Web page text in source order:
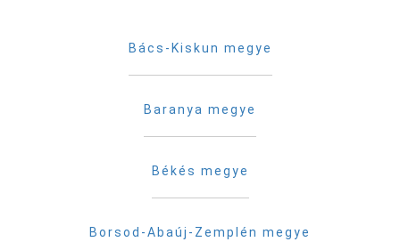
Bács-Kiskun megye
Baranya megye
Békés megye
Borsod-Abaúj-Zemplén megye